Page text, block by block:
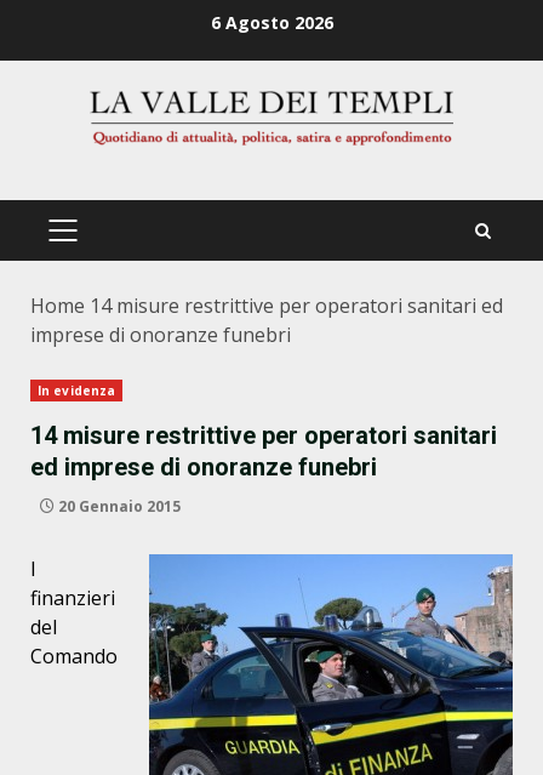
6 Agosto 2026
PRIMÄRES
Home 14 misure restrittive per operatori sanitari ed
imprese di onoranze funebri
In evidenza
14 misure restrittive per operatori sanitari
ed imprese di onoranze funebri
20 Gennaio 2015
I
finanzieri
del
Comando